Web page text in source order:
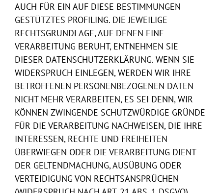
AUCH FÜR EIN AUF DIESE BESTIMMUNGEN
GESTÜTZTES PROFILING. DIE JEWEILIGE
RECHTSGRUNDLAGE, AUF DENEN EINE
VERARBEITUNG BERUHT, ENTNEHMEN SIE
DIESER DATENSCHUTZERKLÄRUNG. WENN SIE
WIDERSPRUCH EINLEGEN, WERDEN WIR IHRE
BETROFFENEN PERSONENBEZOGENEN DATEN
NICHT MEHR VERARBEITEN, ES SEI DENN, WIR
KÖNNEN ZWINGENDE SCHUTZWÜRDIGE GRÜNDE
FÜR DIE VERARBEITUNG NACHWEISEN, DIE IHRE
INTERESSEN, RECHTE UND FREIHEITEN
ÜBERWIEGEN ODER DIE VERARBEITUNG DIENT
DER GELTENDMACHUNG, AUSÜBUNG ODER
VERTEIDIGUNG VON RECHTSANSPRÜCHEN